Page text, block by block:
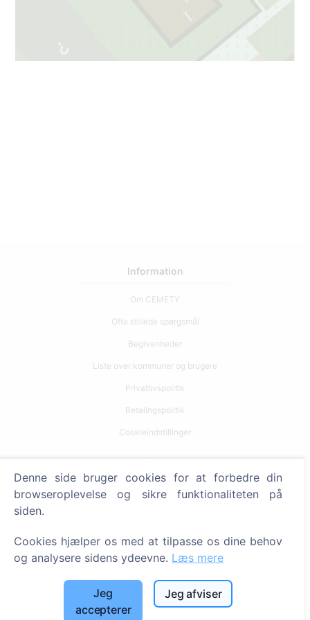
1
Information
Om CEMETY
Ofte stillede spørgsmål
Begivenheder
Liste over kommuner og brugere
Privatlivspolitik
Betalingspolitik
Cookieindstillinger
Søg
Søg efter afdøde
Tjenester
Kontakt
SIA "CEMETY", LV40103618951
Denne side bruger cookies for at forbedre din
browseroplevelse og sikre funktionaliteten på
siden.
Cookies hjælper os med at tilpasse os dine behov
og analysere sidens ydeevne. Læs mere
Jeg
accepterer
Jeg afviser